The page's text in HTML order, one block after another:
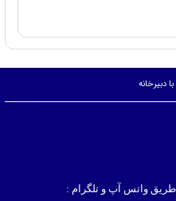
دبیرخانه
واتس آپ و تلگرام :